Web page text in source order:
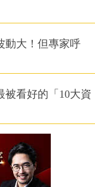
動大！但專家呼
被看好的「10大資